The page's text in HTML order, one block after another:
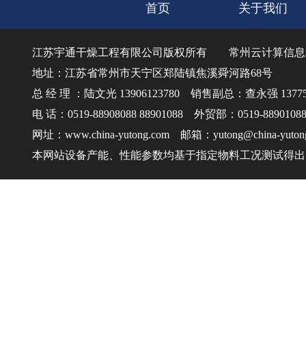
首页 关于我们
江苏宇通干燥工程有限公司版权所有 常州云计算信
地址：江苏省常州市天宁区郑陆镇焦溪舜河路68号
总 经 理 ：陆文光 13906123780 销售副总：查永强
电 话：0519-88908088 88901088 外贸部：0519-
网址：www.china-yutong.com 邮箱：yutong@china-
本网站设备产能、性能参数均基于指定物料工况测试得